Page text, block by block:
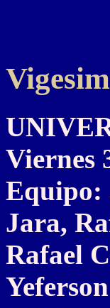
Viernes
Equipo:
Jara,
Rafael